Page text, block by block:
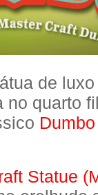
de
no quarto
Dumbo
Statue